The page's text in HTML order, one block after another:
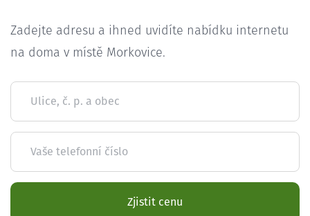
Zadejte adresu a ihned uvidíte nabídku internetu
na doma v místě Morkovice.
Ulice, č. p. a obec
Vaše telefonní číslo
Zjistit cenu